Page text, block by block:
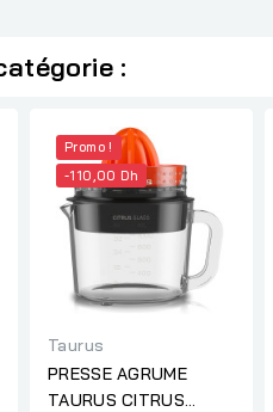
:
Promo !
-110,00 Dh
Taurus
PRESSE AGRUME
TAURUS CITRUS